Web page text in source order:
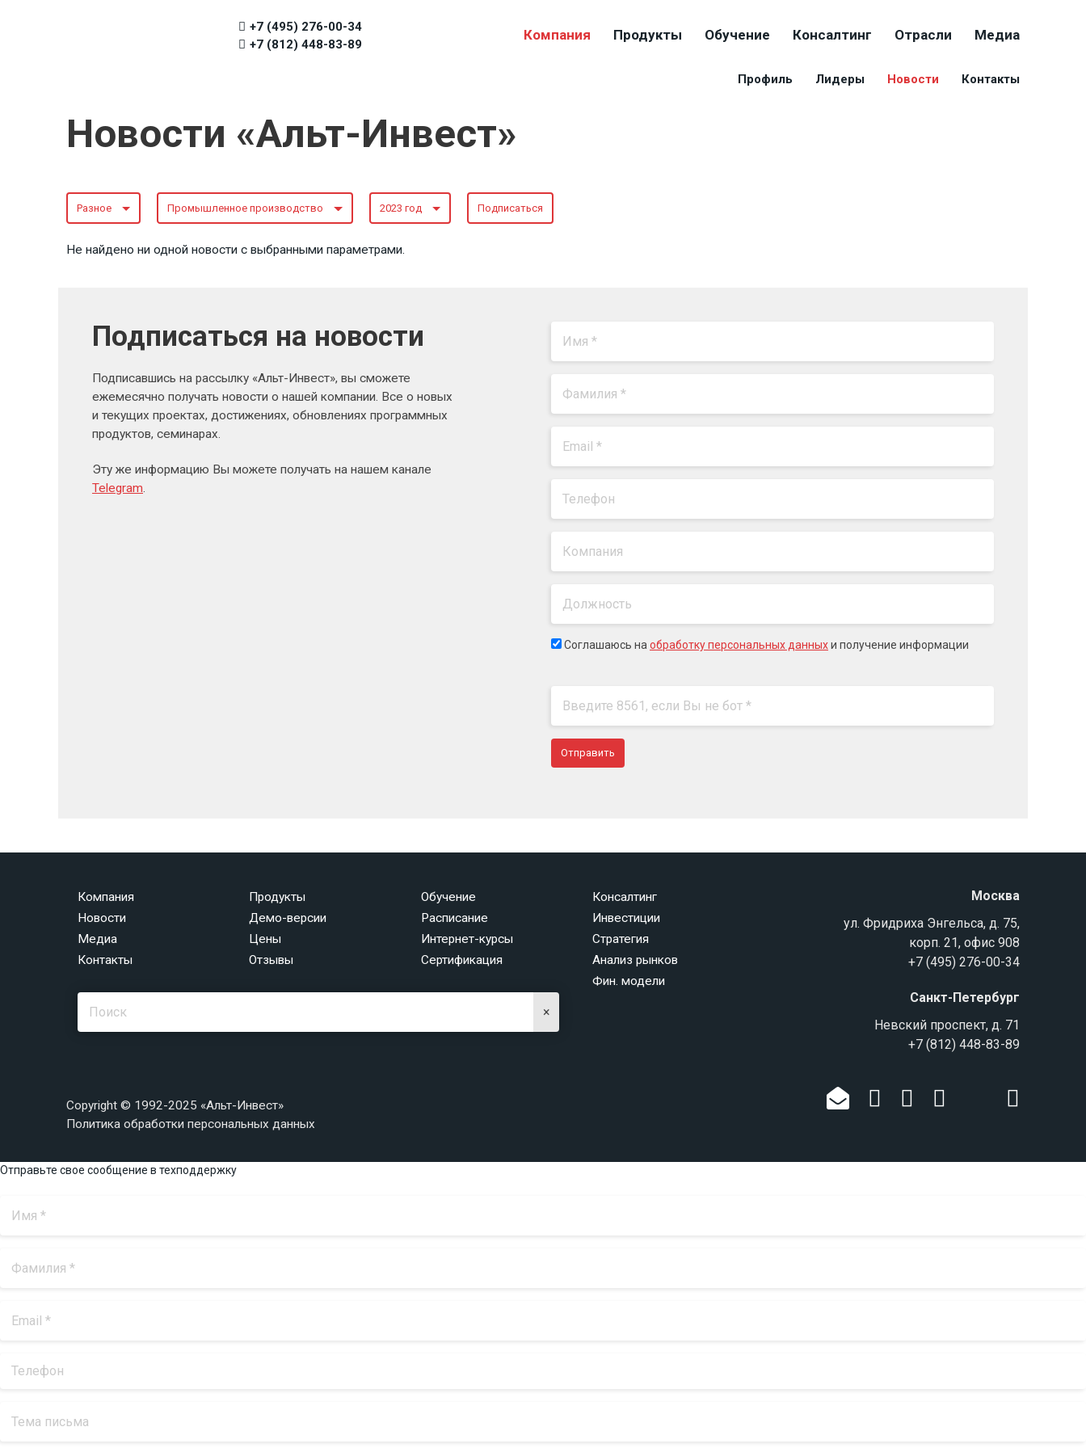
+7 (495) 276-00-34
+7 (812) 448-83-89
Компания Продукты Обучение Консалтинг Отрасли Медиа
Профиль Лидеры Новости Контакты
Новости «Альт-Инвест»
Разное Промышленное производство 2023 год Подписаться
Не найдено ни одной новости с выбранными параметрами.
Подписаться на новости
Подписавшись на рассылку «Альт-Инвест», вы сможете
ежемесячно получать новости о нашей компании. Все о новых
и текущих проектах, достижениях, обновлениях программных
продуктов, семинарах.
Эту же информацию Вы можете получать на нашем канале
Telegram.
Соглашаюсь на обработку персональных данныхи получение информации
Компания
Новости
Медиа
Контакты
Продукты
Демо-версии
Цены
Отзывы
Обучение
Расписание
Интернет-курсы
Сертификация
Консалтинг
Инвестиции
Стратегия
Анализ рынков
Фин. модели
×
Москва
ул. Фридриха Энгельса, д. 75,
корп. 21, офис 908
+7 (495) 276-00-34
Санкт-Петербург
Невский проспект, д. 71
+7 (812) 448-83-89
Copyright © 1992-2025 «Альт-Инвест»
Политика обработки персональных данных
Отправьте свое сообщение в техподдержку